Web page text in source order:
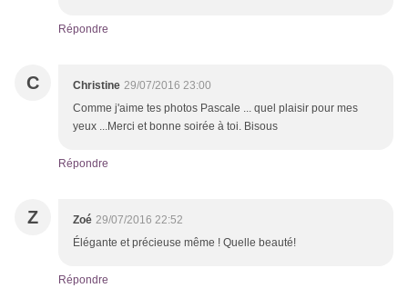
Répondre
C Christine 29/07/2016 23:00
Comme j'aime tes photos Pascale ... quel plaisir pour mes
yeux ...Merci et bonne soirée à toi. Bisous
Répondre
Z Zoé 29/07/2016 22:52
Élégante et précieuse même ! Quelle beauté!
Répondre